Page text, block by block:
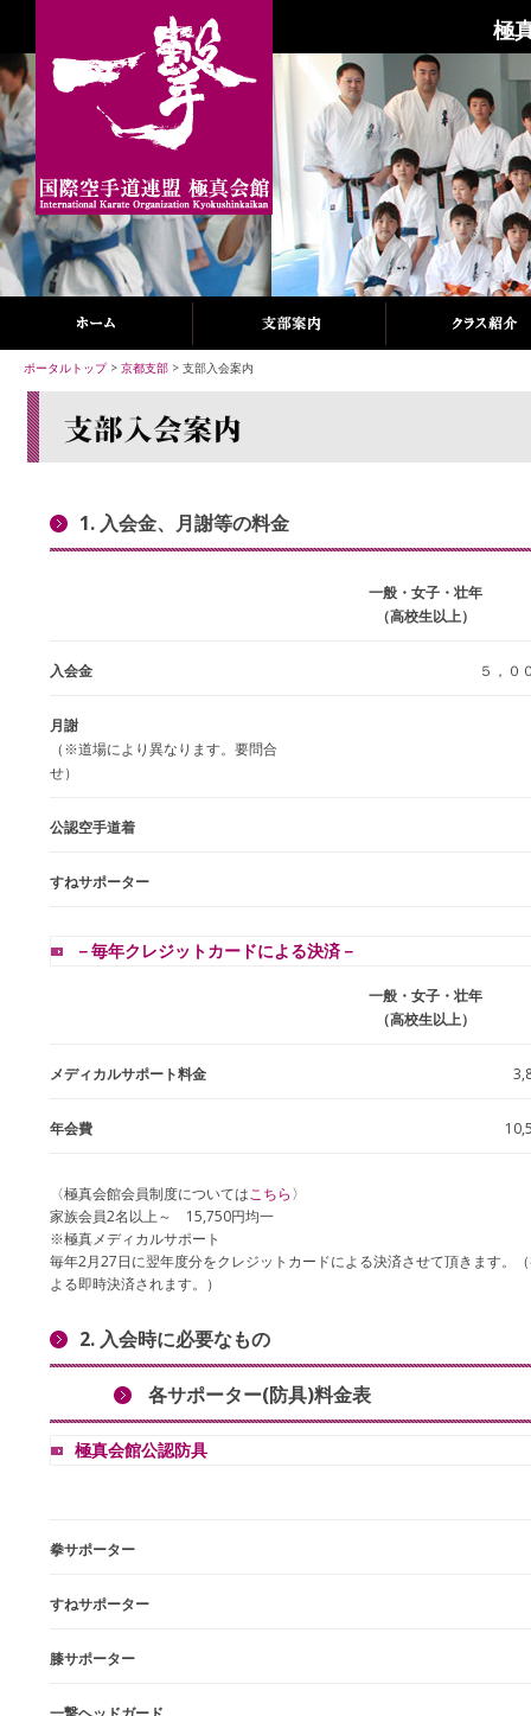
極
ポータルトップ> 京都支部 > 支部入会案内
1. 入会金、月謝等の料金
一般・女子・壮年
（高校生以上）
入会金 ５，０
月謝
（※道場により異なります。要問合
せ）
公認空手道着
すねサポーター
－毎年クレジットカードによる決済－
一般・女子・壮年
（高校生以上）
メディカルサポート料金
年会費
〈極真会館会員制度についてはこちら〉
家族会員2名以上～ 15,750円均一
※極真メディカルサポート
毎年2月27日に翌年度分をクレジットカードによる決済させて頂きます。
よる即時決済されます。）
2. 入会時に必要なもの
各サポーター(防具)料金表
極真会館公認防具
拳サポーター
すねサポーター
膝サポーター